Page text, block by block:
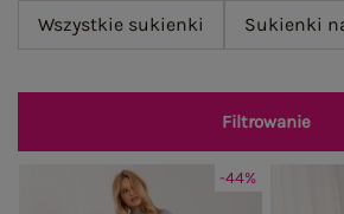
Wszystkie sukienki Sukienki
Filtrowanie
-44%